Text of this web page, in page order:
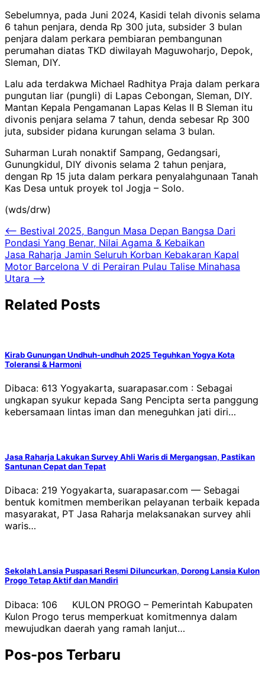
Sebelumnya, pada Juni 2024, Kasidi telah divonis selama
6 tahun penjara, denda Rp 300 juta, subsider 3 bulan
penjara dalam perkara pembiaran pembangunan
perumahan diatas TKD diwilayah Maguwoharjo, Depok,
Sleman, DIY.
Lalu ada terdakwa Michael Radhitya Praja dalam perkara
pungutan liar (pungli) di Lapas Cebongan, Sleman, DIY.
Mantan Kepala Pengamanan Lapas Kelas II B Sleman itu
divonis penjara selama 7 tahun, denda sebesar Rp 300
juta, subsider pidana kurungan selama 3 bulan.
Suharman Lurah nonaktif Sampang, Gedangsari,
Gunungkidul, DIY divonis selama 2 tahun penjara,
dengan Rp 15 juta dalam perkara penyalahgunaan Tanah
Kas Desa untuk proyek tol Jogja – Solo.
(wds/drw)
Navigasi
pos
⟵ Bestival 2025, Bangun Masa Depan Bangsa Dari
Pondasi Yang Benar, Nilai Agama & Kebaikan
Jasa Raharja Jamin Seluruh Korban Kebakaran Kapal
Motor Barcelona V di Perairan Pulau Talise Minahasa
Utara ⟶
Related Posts
Kirab Gunungan Undhuh-undhuh 2025 Teguhkan Yogya Kota
Toleransi & Harmoni
Dibaca: 613 Yogyakarta, suarapasar.com : Sebagai
ungkapan syukur kepada Sang Pencipta serta panggung
kebersamaan lintas iman dan meneguhkan jati diri…
Jasa Raharja Lakukan Survey Ahli Waris di Mergangsan, Pastikan
Santunan Cepat dan Tepat
Dibaca: 219 Yogyakarta, suarapasar.com — Sebagai
bentuk komitmen memberikan pelayanan terbaik kepada
masyarakat, PT Jasa Raharja melaksanakan survey ahli
waris…
Sekolah Lansia Puspasari Resmi Diluncurkan, Dorong Lansia Kulon
Progo Tetap Aktif dan Mandiri
Dibaca: 106 KULON PROGO – Pemerintah Kabupaten
Kulon Progo terus memperkuat komitmennya dalam
mewujudkan daerah yang ramah lanjut…
Pos-pos Terbaru